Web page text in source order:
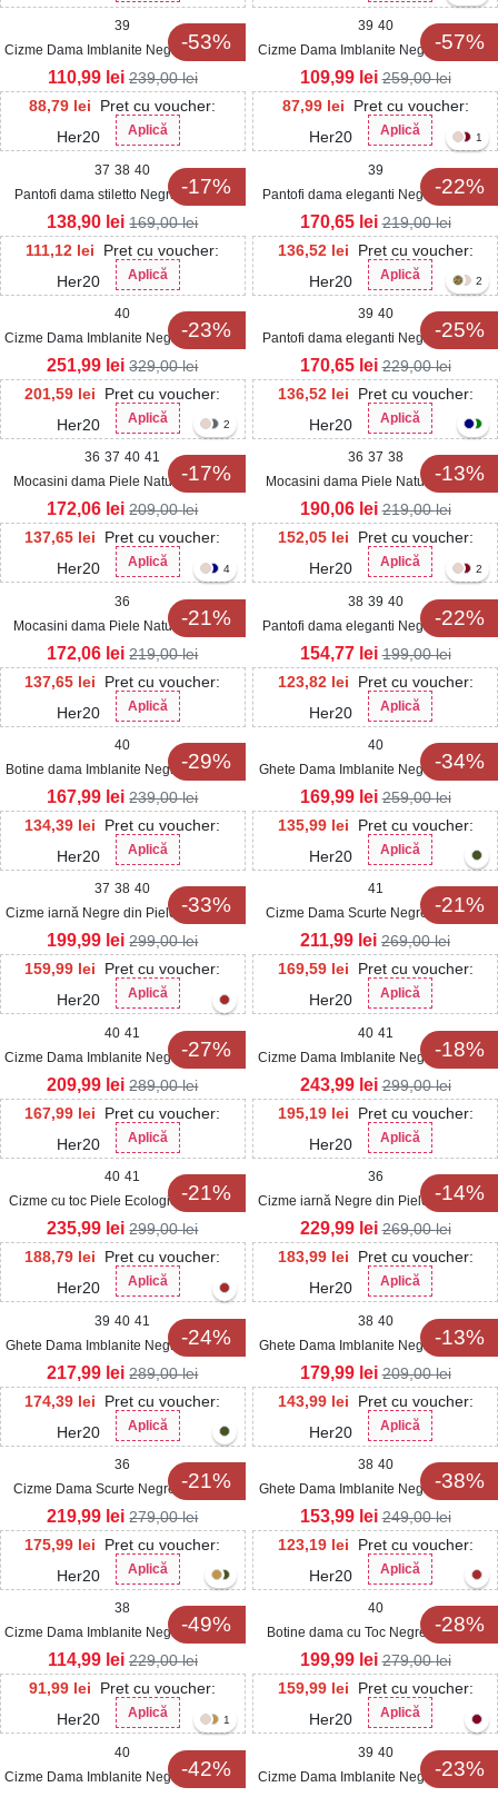
-53%
39
Cizme Dama Imblanite Negre din Piele
Ecologica Intoarsa Leanany
88,79 lei
Pret cu voucher:
Her20
Aplică
110,99 lei 239,00lei
-57%
39 40
Cizme Dama Imblanite Negre din Piele
Ecologica Intoarsa Cherri
87,99 lei
Pret cu voucher:
Her20
Aplică
109,99 lei 259,00lei
-17%
37 38 40
Pantofi dama stiletto Negri din Piele
Ecologica Lacuita Creely
111,12 lei
Pret cu voucher:
Her20
Aplică
138,90 lei 169,00lei
-22%
1
39
Pantofi dama eleganti Negri din Piele
Ecologica Lacuita Cheska
136,52 lei
Pret cu voucher:
Her20
Aplică
170,65 lei 219,00lei
-23%
40
Cizme Dama Imblanite Negre din Piele
Ecologica Sajda
201,59 lei
Pret cu voucher:
Her20
Aplică
251,99 lei 329,00lei
-25%
2
39 40
Pantofi dama eleganti Negri din Piele
Ecologica Lacuita Ayomi
136,52 lei
Pret cu voucher:
Her20
Aplică
170,65 lei 229,00lei
-17%
2
36 37 40 41
Mocasini dama Piele Naturala Negri
Vaeda
137,65 lei
Pret cu voucher:
Her20
Aplică
172,06 lei 209,00lei
-13%
36 37 38
Mocasini dama Piele Naturala Negri
Haisley
152,05 lei
Pret cu voucher:
Her20
Aplică
190,06 lei 219,00lei
-21%
4
36
Mocasini dama Piele Naturala Negri
Delia
137,65 lei
Pret cu voucher:
Her20
Aplică
172,06 lei 219,00lei
-22%
2
38 39 40
Pantofi dama eleganti Negri din Piele
Ecologica Lacuita Ninika
123,82 lei
Pret cu voucher:
Her20
Aplică
154,77 lei 199,00lei
-29%
40
Botine dama Imblanite Negre din Piele
Ecologica Teija
134,39 lei
Pret cu voucher:
Her20
Aplică
167,99 lei 239,00lei
-34%
40
Ghete Dama Imblanite Negre din Piele
Ecologica Samina
135,99 lei
Pret cu voucher:
Her20
Aplică
169,99 lei 259,00lei
-33%
37 38 40
Cizme iarnă Negre din Piele Ecologica
Navne
159,99 lei
Pret cu voucher:
Her20
Aplică
199,99 lei 299,00lei
-21%
41
Cizme Dama Scurte Negre din Piele
Ecologica Intoarsa Kazely
169,59 lei
Pret cu voucher:
Her20
Aplică
211,99 lei 269,00lei
-27%
40 41
Cizme Dama Imblanite Negre din Piele
Ecologica Barleen
167,99 lei
Pret cu voucher:
Her20
Aplică
209,99 lei 289,00lei
-18%
40 41
Cizme Dama Imblanite Negre din Piele
Ecologica Takwa
195,19 lei
Pret cu voucher:
Her20
Aplică
243,99 lei 299,00lei
-21%
40 41
Cizme cu toc Piele Ecologica Intoarsa
Negru Lenise
188,79 lei
Pret cu voucher:
Her20
Aplică
235,99 lei 299,00lei
-14%
36
Cizme iarnă Negre din Piele Ecologica
Marwa
183,99 lei
Pret cu voucher:
Her20
Aplică
229,99 lei 269,00lei
-24%
39 40 41
Ghete Dama Imblanite Negre din Piele
Ecologica Maiya
174,39 lei
Pret cu voucher:
Her20
Aplică
217,99 lei 289,00lei
-13%
38 40
Ghete Dama Imblanite Negre din Piele
Ecologica Tabacita Emaira
143,99 lei
Pret cu voucher:
Her20
Aplică
179,99 lei 209,00lei
-21%
36
Cizme Dama Scurte Negre din Piele
Ecologica Intoarsa Herme
175,99 lei
Pret cu voucher:
Her20
Aplică
219,99 lei 279,00lei
-38%
38 40
Ghete Dama Imblanite Negre din Piele
Ecologica Makeda
123,19 lei
Pret cu voucher:
Her20
Aplică
153,99 lei 249,00lei
-49%
38
Cizme Dama Imblanite Negre din Piele
Ecologica Intoarsa Reonaz
91,99 lei
Pret cu voucher:
Her20
Aplică
114,99 lei 229,00lei
-28%
40
Botine dama cu Toc Negre din Piele
Ecologica Cressida
159,99 lei
Pret cu voucher:
Her20
Aplică
199,99 lei 279,00lei
-42%
1
40
Cizme Dama Imblanite Negre din Piele
-23%
39 40
Cizme Dama Imblanite Negre din Piele